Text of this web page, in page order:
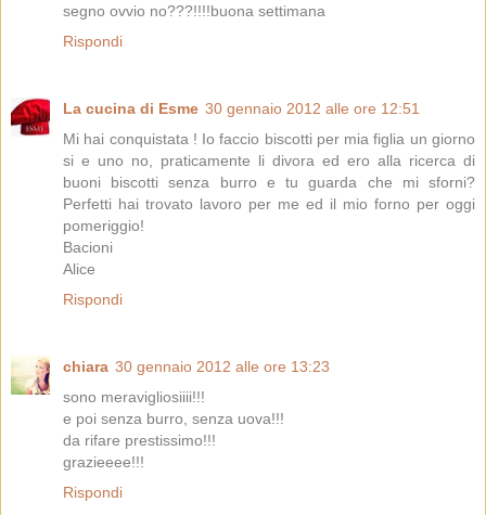
segno ovvio no???!!!!buona settimana
Rispondi
La cucina di Esme 30 gennaio 2012 alle ore 12:51
Mi hai conquistata ! Io faccio biscotti per mia figlia un giorno
si e uno no, praticamente li divora ed ero alla ricerca di
buoni biscotti senza burro e tu guarda che mi sforni?
Perfetti hai trovato lavoro per me ed il mio forno per oggi
pomeriggio!
Bacioni
Alice
Rispondi
chiara 30 gennaio 2012 alle ore 13:23
sono meravigliosiiii!!!
e poi senza burro, senza uova!!!
da rifare prestissimo!!!
grazieeee!!!
Rispondi